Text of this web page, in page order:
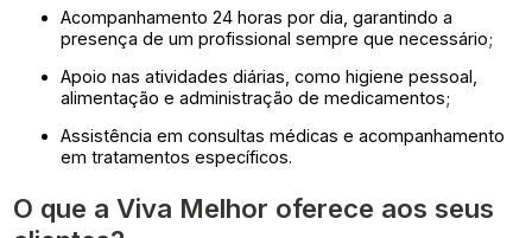
Acompanhamento 24 horas por dia, garantindo a
presença de um profissional sempre que necessário;
Apoio nas atividades diárias, como higiene pessoal,
alimentação e administração de medicamentos;
Assistência em consultas médicas e acompanhamento
em tratamentos específicos.
O que a Viva Melhor oferece aos seus